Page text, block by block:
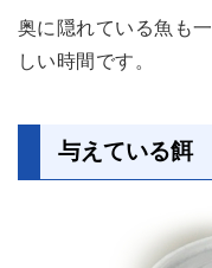
奥に隠れている魚も
しい時間です。
与えている餌